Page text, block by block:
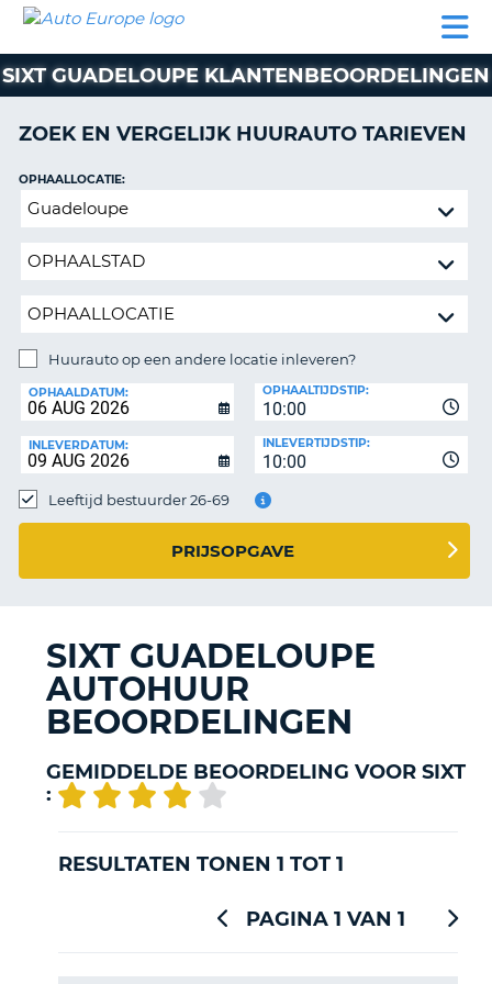
AUTO
CAMPER
PARTNER
AUTO
EUROPE
AUTO
CAMPER
HUREN
PARTNER
HULP
MIJN
BEHEER
BOEKING
NEDERLAND
SIXT GUADELOUPE KLANTENBEOORDELINGEN
ZOEK EN VERGELIJK HUURAUTO TARIEVEN
Huurauto
een
inleveren?
OPHAALLOCATIE:
Huurauto op een andere locatie inleveren?
OPHAALDATUM:
10:00
OPHAALTIJDSTIP:
INLEVERDATUM:
10:00
INLEVERTIJDSTIP:
Leeftijd bestuurder 26-69
PRIJSOPGAVE
SIXT GUADELOUPE
AUTOHUUR
BEOORDELINGEN
GEMIDDELDE BEOORDELING VOOR SIXT
:
RESULTATEN TONEN 1 TOT 1
PAGINA 1 VAN 1